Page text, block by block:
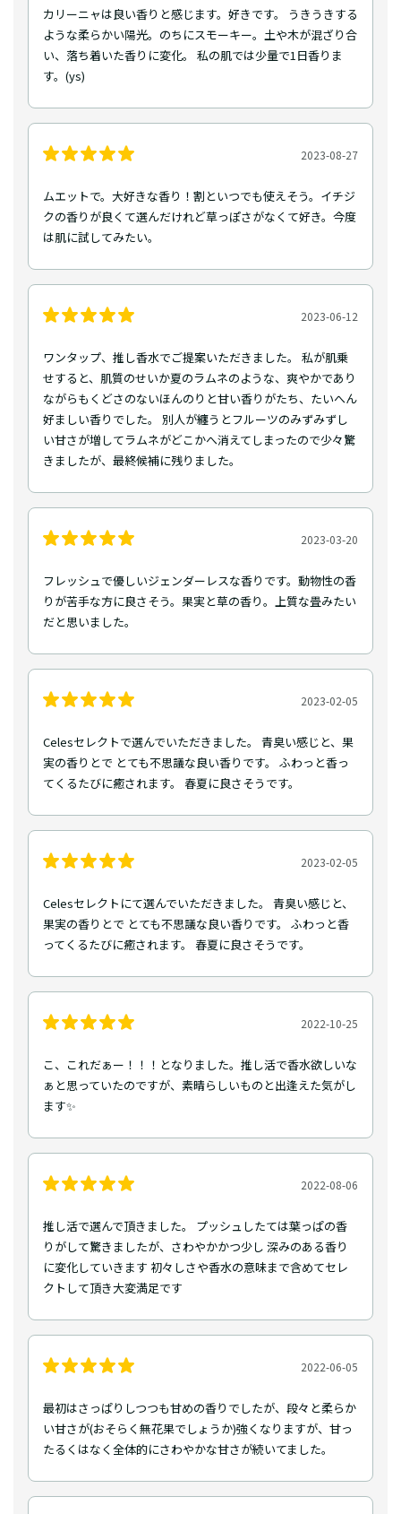
カリーニャは良い香りと感じます。好きです。 うきうきする
ような柔らかい陽光。のちにスモーキー。土や木が混ざり合
い、落ち着いた香りに変化。 私の肌では少量で1日香りま
す。(ys)
2023-08-27
ムエットで。大好きな香り！割といつでも使えそう。イチジ
クの香りが良くて選んだけれど草っぽさがなくて好き。今度
は肌に試してみたい。
2023-06-12
ワンタップ、推し香水でご提案いただきました。 私が肌乗
せすると、肌質のせいか夏のラムネのような、爽やかであり
ながらもくどさのないほんのりと甘い香りがたち、たいへん
好ましい香りでした。 別人が纏うとフルーツのみずみずし
い甘さが増してラムネがどこかへ消えてしまったので少々驚
きましたが、最終候補に残りました。
2023-03-20
フレッシュで優しいジェンダーレスな香りです。動物性の香
りが苦手な方に良さそう。果実と草の香り。上質な畳みたい
だと思いました。
2023-02-05
Celesセレクトで選んでいただきました。 青臭い感じと、果
実の香りとで とても不思議な良い香りです。 ふわっと香っ
てくるたびに癒されます。 春夏に良さそうです。
2023-02-05
Celesセレクトにて選んでいただきました。 青臭い感じと、
果実の香りとで とても不思議な良い香りです。 ふわっと香
ってくるたびに癒されます。 春夏に良さそうです。
2022-10-25
こ、これだぁー！！！となりました。推し活で香水欲しいな
ぁと思っていたのですが、素晴らしいものと出逢えた気がし
ます✨
2022-08-06
推し活で選んで頂きました。 プッシュしたては葉っぱの香
りがして驚きましたが、さわやかかつ少し 深みのある香り
に変化していきます 初々しさや香水の意味まで含めてセレ
クトして頂き大変満足です
2022-06-05
最初はさっぱりしつつも甘めの香りでしたが、段々と柔らか
い甘さが(おそらく無花果でしょうか)強くなりますが、甘っ
たるくはなく全体的にさわやかな甘さが続いてました。